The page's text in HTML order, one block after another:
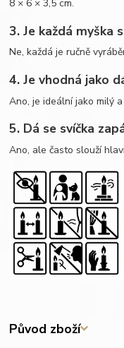
8 × 6 × 3,5 cm.
3. Je každá myška
Ne, každá je ručně
4. Je vhodná jako
Ano, je ideální jako milý
5. Dá se svíčka
Ano, ale často slouží
Původ zboží